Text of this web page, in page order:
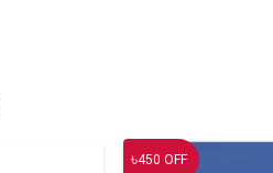
৳450 OFF